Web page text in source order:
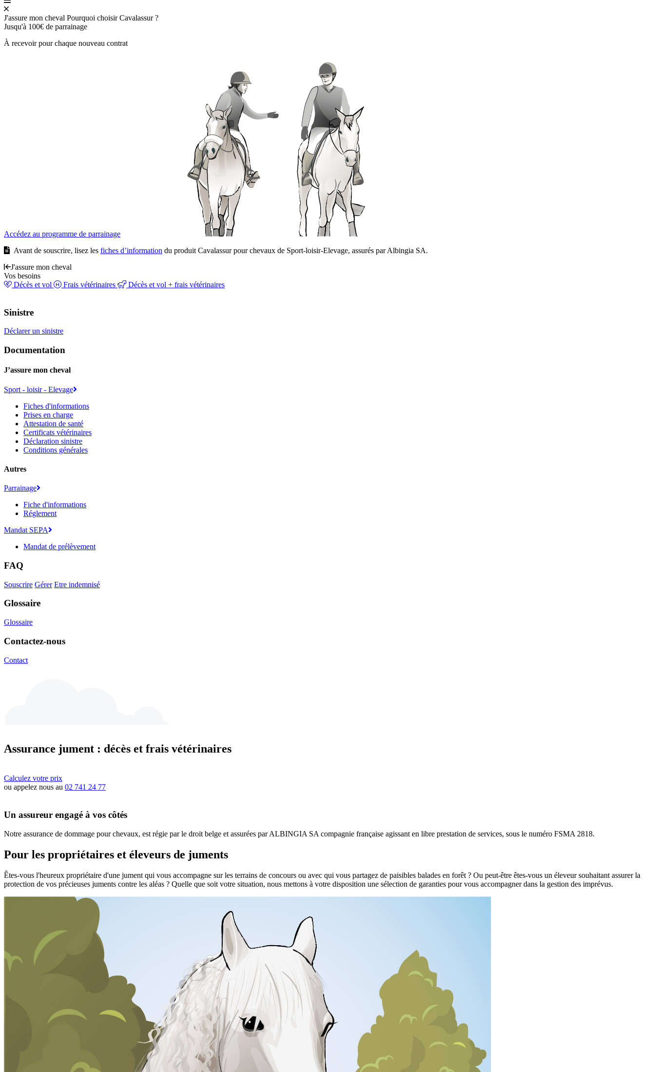
J'assure mon cheval Pourquoi choisir Cavalassur ?
Jusqu'à 100€ de parrainage
À recevoir pour chaque nouveau contrat
Accédez au programme de parrainage
Avant de souscrire, lisez les fiches d’information du produit Cavalassur pour chevaux de Sport-loisir-Elevage, assurés par Albingia SA.
J'assure mon cheval
Vos besoins
Décès et vol
Frais vétérinaires Décès et vol + frais vétérinaires
Sinistre
Déclarer un sinistre
Documentation
J’assure mon cheval
Sport - loisir - Elevage
Fiches d'informations
Prises en charge
Attestation de santé
Certificats vétérinaires
Déclaration sinistre
Conditions générales
Autres
Parrainage
Fiche d'informations
Réglement
Mandat SEPA
Mandat de prélèvement
FAQ
Souscrire Gérer Etre indemnisé
Glossaire
Glossaire
Contactez-nous
Contact
Assurance jument : décès et frais vétérinaires
Calculez votre prix
ou appelez nous au 02 741 24 77
Un assureur engagé à vos côtés
Notre assurance de dommage pour chevaux, est régie par le droit belge et assurées par ALBINGIA SA compagnie française agissant en libre prestation de services, sous le numéro FSMA 2818.
Pour les propriétaires et éleveurs de juments
Êtes-vous l'heureux propriétaire d'une jument qui vous accompagne sur les terrains de concours ou avec qui vous partagez de paisibles balades en forêt ? Ou peut-être êtes-vous un éleveur souhaitant assurer la
protection de vos précieuses juments contre les aléas ? Quelle que soit votre situation, nous mettons à votre disposition une sélection de garanties pour vous accompagner dans la gestion des imprévus.